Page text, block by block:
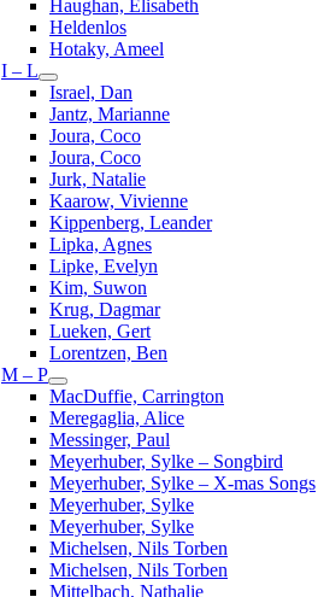
Haughan, Elisabeth
Heldenlos
Hotaky, Ameel
I – L
Israel, Dan
Jantz, Marianne
Joura, Coco
Joura, Coco
Jurk, Natalie
Kaarow, Vivienne
Kippenberg, Leander
Lipka, Agnes
Lipke, Evelyn
Kim, Suwon
Krug, Dagmar
Lueken, Gert
Lorentzen, Ben
M – P
MacDuffie, Carrington
Meregaglia, Alice
Messinger, Paul
Meyerhuber, Sylke – Songbird
Meyerhuber, Sylke – X-mas Songs
Meyerhuber, Sylke
Meyerhuber, Sylke
Michelsen, Nils Torben
Michelsen, Nils Torben
Mittelbach, Nathalie